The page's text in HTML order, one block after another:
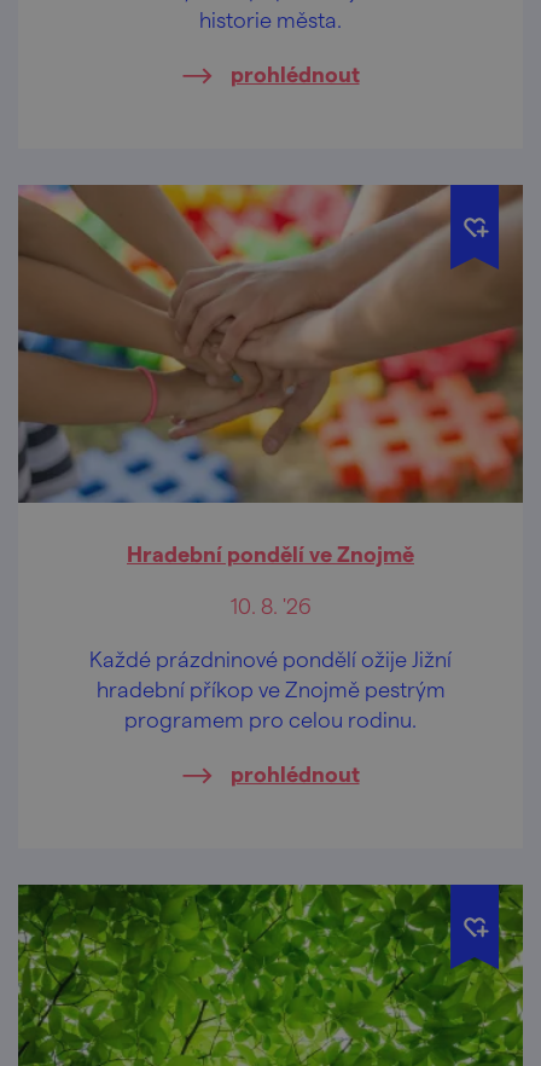
historie města.
prohlédnout
Hradební pondělí ve Znojmě
10. 8. '26
Každé prázdninové pondělí ožije Jižní
hradební příkop ve Znojmě pestrým
programem pro celou rodinu.
prohlédnout